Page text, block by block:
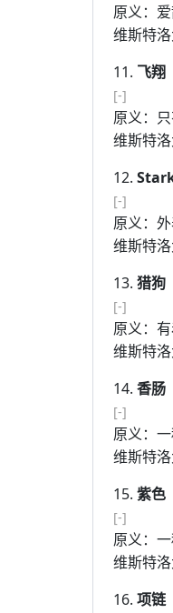
原义：
维斯特
11. 飞翔
[-]
原义：
维斯特
12.
[-]
原义：
维斯特
13. 猎狗
[-]
原义：
维斯特
14. 香肠
[-]
原义：
维斯特
15. 紫色
[-]
原义：
维斯特
16. 项链